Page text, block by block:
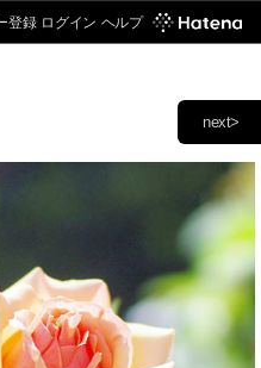
登録 ログイン ヘルプ
next>